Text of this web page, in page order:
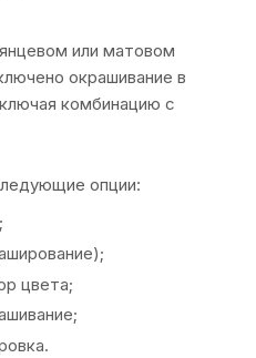
или матовом
окрашивание в
комбинацию с
опции:
цвета;